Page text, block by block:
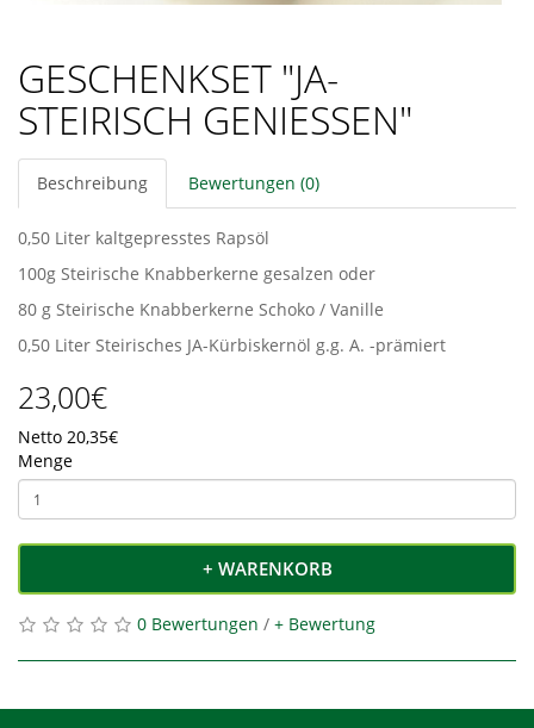
GESCHENKSET "JA-
STEIRISCH GENIESSEN"
Beschreibung Bewertungen (0)
0,50 Liter kaltgepresstes Rapsöl
100g Steirische Knabberkerne gesalzen oder
80 g Steirische Knabberkerne Schoko / Vanille
0,50 Liter Steirisches JA-Kürbiskernöl g.g. A. -prämiert
23,00€
Netto 20,35€
Menge
+ WARENKORB
0 Bewertungen / + Bewertung